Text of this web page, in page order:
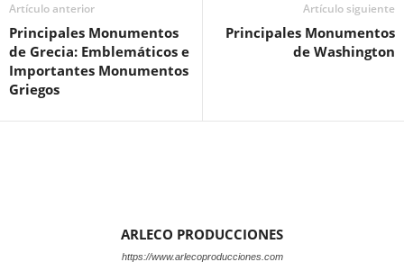
Artículo anterior
Principales Monumentos
de Grecia: Emblemáticos e
Importantes Monumentos
Griegos
Artículo siguiente
Principales Monumentos
de Washington
ARLECO PRODUCCIONES
https://www.arlecoproducciones.com